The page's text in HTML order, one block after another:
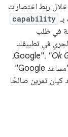
ربط اختصارات
capability
في طلب
في تطبيقك
"Ok Google،
يمكن أن يستخدم "مساعد Google"
كيان تمرين صالحًا